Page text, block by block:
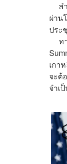
สำ
ผ่าน
ประ
ทา
เกา
จะต้
จำเ